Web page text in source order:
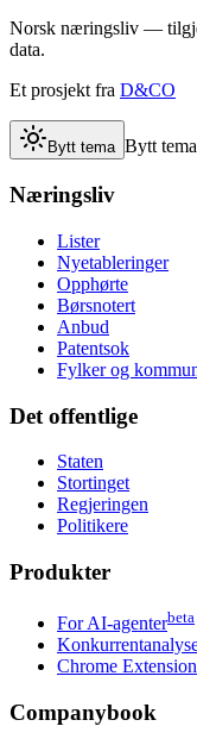
Norsk næringsliv —
data.
Et prosjekt fra D&CO
Bytt tema Bytt tema
Næringsliv
Lister
Nyetableringer
Opphørte
Børsnotert
Anbud
Patentsok
Fylker og
Det offentlige
Staten
Stortinget
Regjeringen
Politikere
Produkter
For AI-agenterbeta
Chrome Extension
Companybook